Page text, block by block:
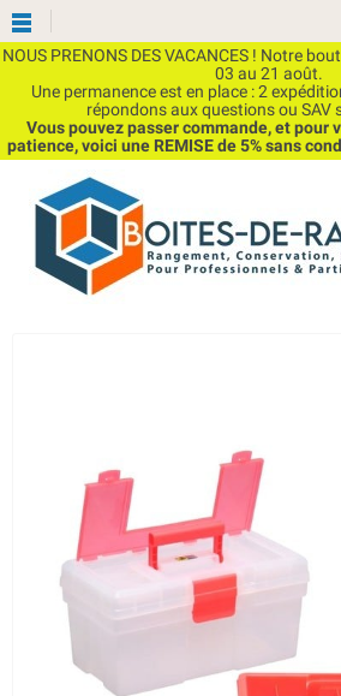
NOUS PRENONS DES VACANCES ! Notre
03 au 21 août.
Une permanence est en place : 2
répondons aux questions ou SAV
Vous pouvez passer commande, et pour
patience, voici une REMISE de 5% sans